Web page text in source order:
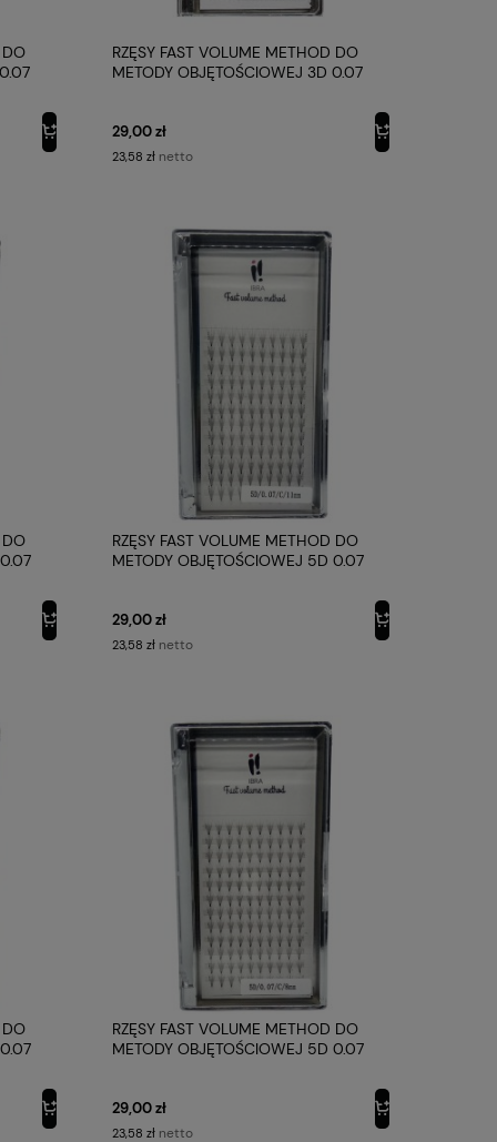
DO
RZĘSY FAST VOLUME METHOD DO
METODY OBJĘTOŚCIOWEJ 3D 0.07
29,00 zł
23,58 zł netto
DO
RZĘSY FAST VOLUME METHOD DO
METODY OBJĘTOŚCIOWEJ 5D 0.07
29,00 zł
23,58 zł netto
DO
RZĘSY FAST VOLUME METHOD DO
METODY OBJĘTOŚCIOWEJ 5D 0.07
29,00 zł
23,58 zł netto